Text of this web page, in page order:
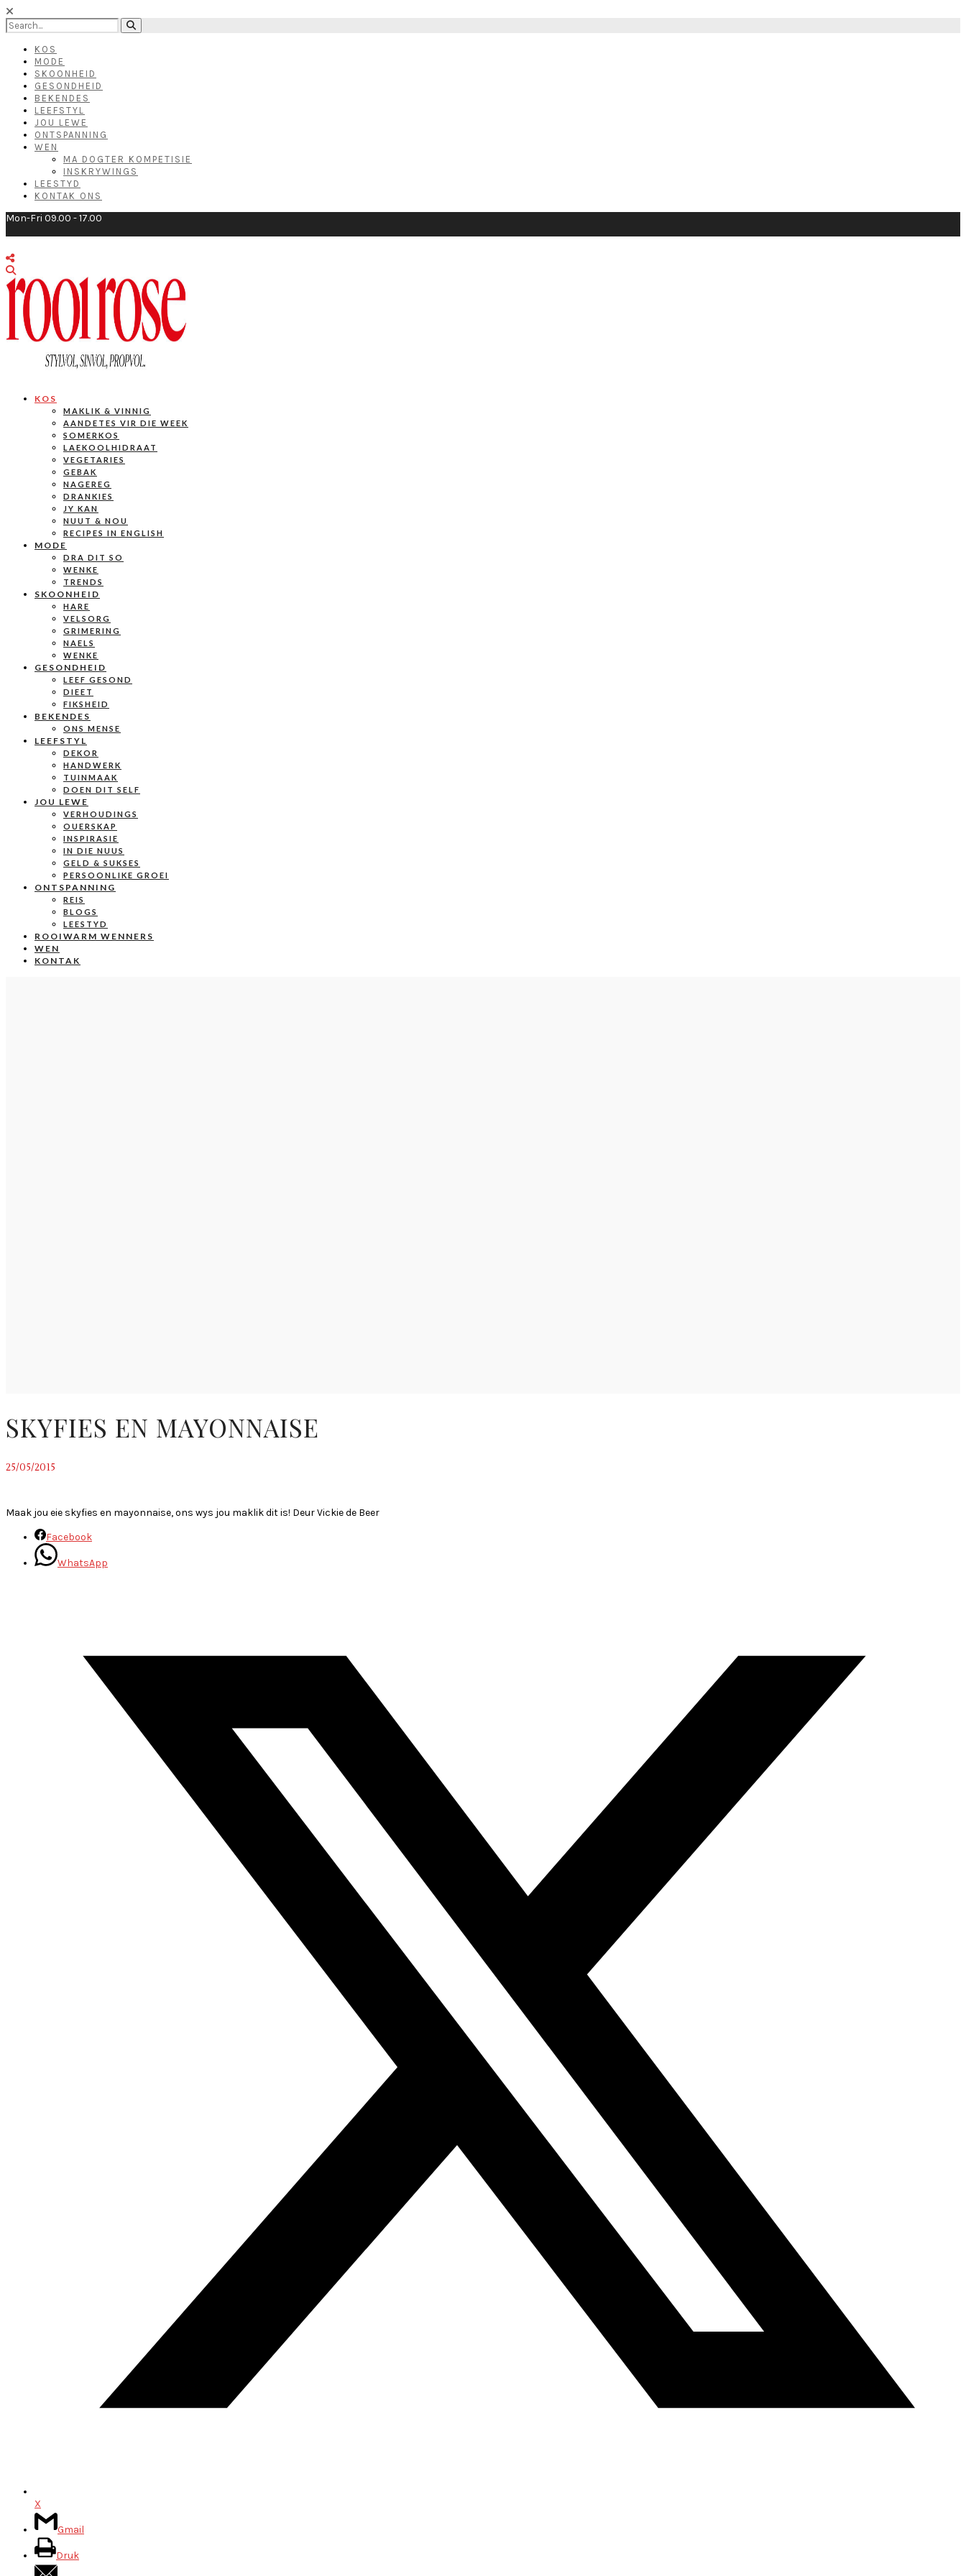
KOS
MODE
SKOONHEID
GESONDHEID
BEKENDES
LEEFSTYL
JOU LEWE
ONTSPANNING
WEN
MA DOGTER KOMPETISIE
INSKRYWINGS
LEESTYD
KONTAK ONS
Mon-Fri 09.00 - 17.00
KOS
MAKLIK & VINNIG
AANDETES VIR DIE WEEK
SOMERKOS
LAEKOOLHIDRAAT
VEGETARIES
GEBAK
NAGEREG
DRANKIES
JY KAN
NUUT & NOU
RECIPES IN ENGLISH
MODE
DRA DIT SO
WENKE
TRENDS
SKOONHEID
HARE
VELSORG
GRIMERING
NAELS
WENKE
GESONDHEID
LEEF GESOND
DIEET
FIKSHEID
BEKENDES
ONS MENSE
LEEFSTYL
DEKOR
HANDWERK
TUINMAAK
DOEN DIT SELF
JOU LEWE
VERHOUDINGS
OUERSKAP
INSPIRASIE
IN DIE NUUS
GELD & SUKSES
PERSOONLIKE GROEI
ONTSPANNING
REIS
BLOGS
LEESTYD
ROOIWARM WENNERS
WEN
KONTAK
SKYFIES EN MAYONNAISE
25/05/2015
Maak jou eie skyfies en mayonnaise, ons wys jou maklik dit is! Deur Vickie de Beer
Facebook
WhatsApp
X
Gmail
Druk